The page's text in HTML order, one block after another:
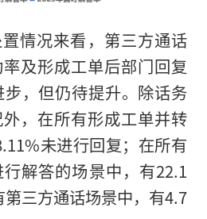
情况来看，第三方通话
及形成工单后部门回复
，但仍待提升。除话务
，在所有形成工单并转
未进行回复；在所有
解答的场景中，有22.1
三方通话场景中，有4.7